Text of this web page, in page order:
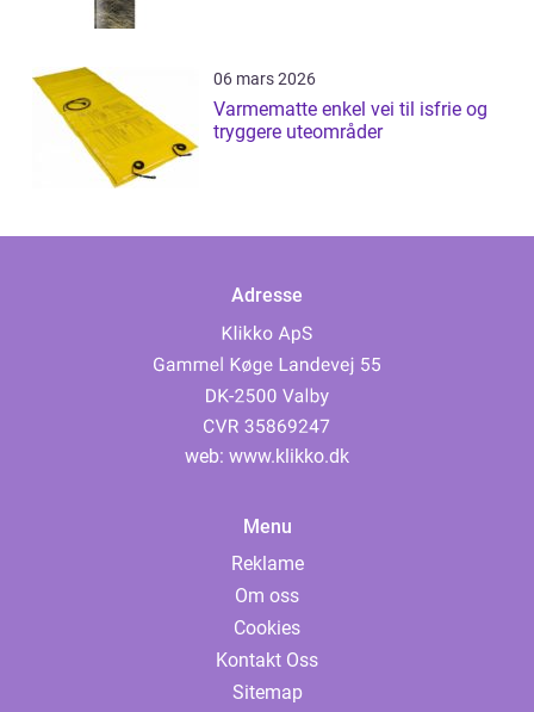
06 mars 2026
Varmematte enkel vei til isfrie og
tryggere uteområder
Adresse
web: www.klikko.dk
Menu
Reklame
Om oss
Cookies
Kontakt Oss
Sitemap